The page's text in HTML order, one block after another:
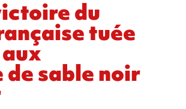
du
tuée
sable noir